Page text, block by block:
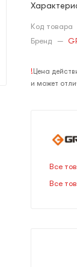
Код товара
Бренд —
! Цена
и может
Все
Все